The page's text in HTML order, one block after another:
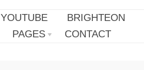
YOUTUBE BRIGHTEON
PAGES CONTACT